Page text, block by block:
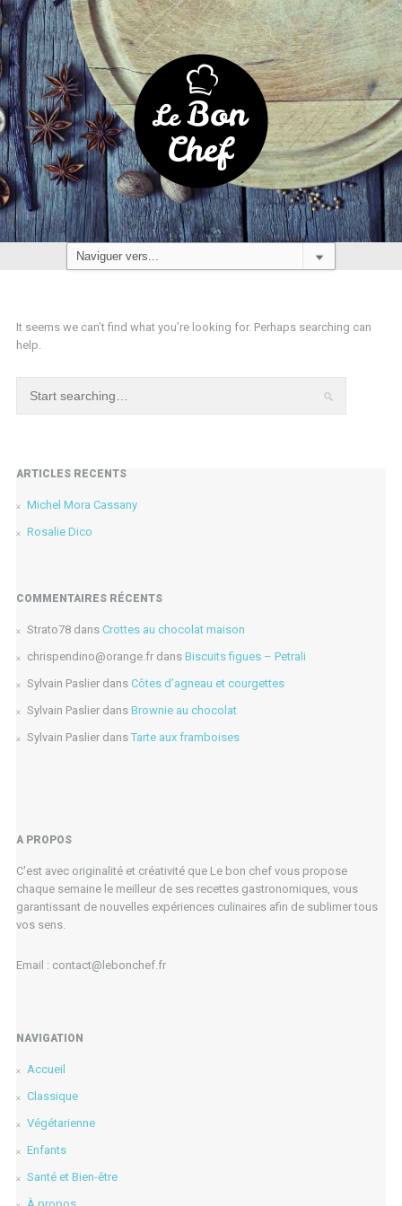
It seems we can’t find what you’re looking for. Perhaps searching can
help.
ARTICLES RÉCENTS
Michel Mora Cassany
Rosalie Dico
COMMENTAIRES RÉCENTS
Strato78dans Crottes au chocolat maison
chrispendino@orange.frdans Biscuits figues – Petrali
Sylvain Paslierdans Côtes d’agneau et courgettes
Sylvain Paslierdans Brownie au chocolat
Sylvain Paslierdans Tarte aux framboises
A PROPOS
C'est avec originalité et créativité que Le bon chef vous propose
chaque semaine le meilleur de ses recettes gastronomiques, vous
garantissant de nouvelles expériences culinaires afin de sublimer tous
vos sens.
Email : contact@lebonchef.fr
NAVIGATION
Accueil
Classique
Végétarienne
Enfants
Santé et Bien-être